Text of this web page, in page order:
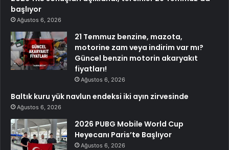
başlıyor
Ağustos 6, 2026
21 Temmuz benzine, mazota,
motorine zam veya indirim var mı?
Güncel benzin motorin akaryakıt
fiyatları!
Ağustos 6, 2026
Baltık kuru yük navlun endeksi iki ayın zirvesinde
Ağustos 6, 2026
2026 PUBG Mobile World Cup
Heyecanı Paris’te Başlıyor
Ağustos 6, 2026